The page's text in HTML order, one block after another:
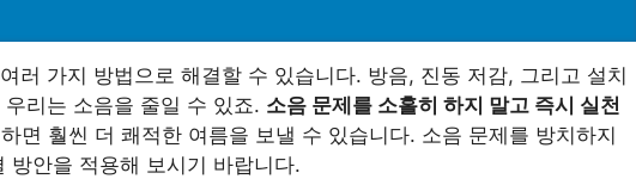
러 가지 방법으로 해결할 수 있습니다. 방음, 진동 저감, 그리고 설치
리는 소음을 줄일 수 있죠. 소음 문제를 소홀히 하지 말고 즉시 실천
면 훨씬 더 쾌적한 여름을 보낼 수 있습니다. 소음 문제를 방치하지
방안을 적용해 보시기 바랍니다.